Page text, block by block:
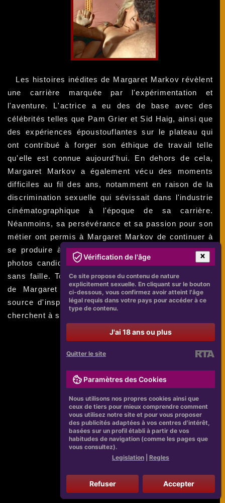
Les histoires inédites de Margaret Markov révèlent
une carrière marquée par l'expérimentation et
l'aventure. L'actrice a eu des de base avec des
célébrités telles que Pam Grier et Sid Haig, ainsi que
des expériences époustouflantes sur le plateau qui
ont contribué à forger son éthique de travail telle
qu'elle est connue aujourd'hui. En dehors de cela,
Margaret Markov a également vécu des moments
difficiles au fil des ans, notamment en raison de la
discrimination sexuelle qui sévissait dans l'industrie
cinématographique à l'époque de sa carrière.
Néanmoins, sa persévérance et sa passion pour son
métier ont permis à Margaret Markov de continuer à
se produire à un niveau élevé, et sa collection de
photos candides rares témoigne de cet engagement
sans faille. Tout compte fait, l'impact de la carrière
de Margaret Markov est sans aucun doute une
source d'inspiration pour les actrices modernes qui
cherchent à suivre ses traces.
Vérification de l'âge
Ce site propose du contenu de nature
explicitement sexuelle. En cliquant sur le bouton
ci-dessous, vous confirmez avoir atteint l'âge
légal requis dans votre pays pour accéder à ce
type de contenu.
J'ai 18 ans ou plus
Quitter le site
Paramètres des Cookies
Nous utilisons nos propres cookies ainsi que
ceux de tiers pour mieux comprendre comment
vous utilisez notre site et pour vous proposer
des publicités adaptées à vos centres d'intérêt,
basées sur un profil établi à partir de vos
habitudes de navigation (comme les pages que
vous consultez).
Legislation
Regles
Refuser Accepter